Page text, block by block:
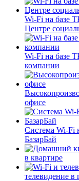
Wi-Fi на базе
Центре
Wi-Fi на базе
компании
офисе
Система Wi-Fi
БазарБай
в квартире
телевидение